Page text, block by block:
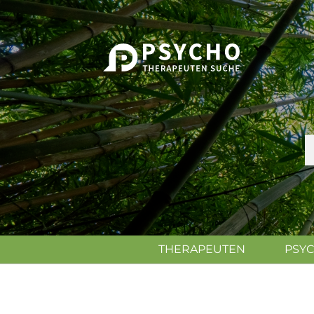
THERAPEUTEN